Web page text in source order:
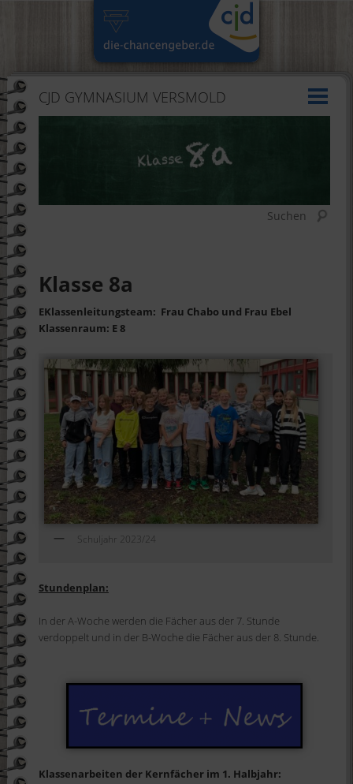
CJD GYMNASIUM VERSMOLD
Klasse 8a
EKlassenleitungsteam: Frau Chabo und Frau Ebel
Klassenraum: E 8
Schuljahr 2023/24
Stundenplan:
In der A-Woche werden die Fächer aus der 7. Stunde
verdoppelt und in der B-Woche die Fächer aus der 8. Stunde.
Klassenarbeiten der Kernfächer im 1. Halbjahr: